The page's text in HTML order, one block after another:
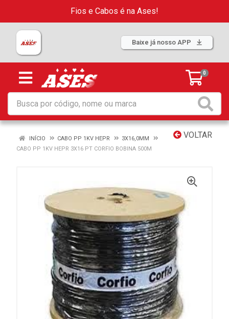
Fios e Cabos é na Ases!
Baixe já nosso APP
0
VOLTAR
INÍCIO CABO PP 1KV HEPR
3X16,0MM
CABO PP 1KV HEPR 3X16 PT CORFIO BOBINA 500M